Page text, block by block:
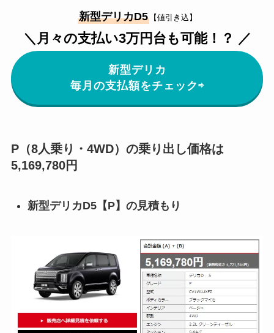
新型デリカD5【値引き込】
＼月々の支払い3万円台も可能！？ ／
新型デリカ
毎月の支払額をチェック⇨
P（8人乗り・4WD）の乗り出し価格は
5,169,780円
新型デリカD5【P】の見積もり